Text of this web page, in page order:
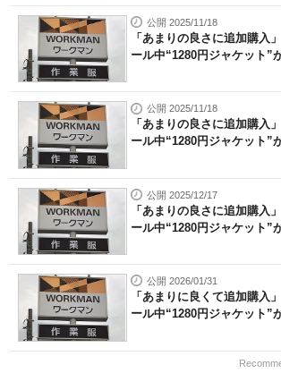
公開 2025/11/18
「あまりの良さに追加購
ール中“1280円ジャケット”
公開 2025/11/18
「あまりの良さに追加購
ール中“1280円ジャケット”
公開 2025/12/17
「あまりの良さに追加購
ール中“1280円ジャケット”
公開 2026/01/31
「あまりに良くて追加購
ール中“1280円ジャケット”